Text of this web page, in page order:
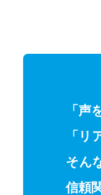
「声
「リ
そん
信頼